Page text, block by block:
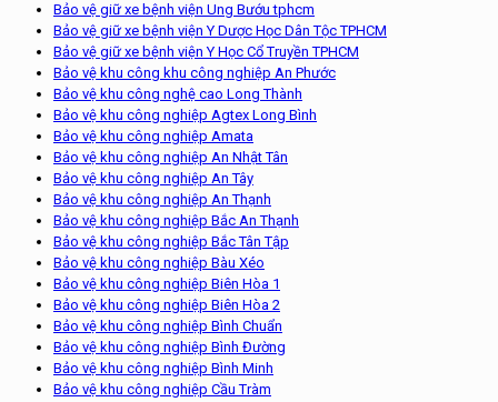
Bảo vệ giữ xe bệnh viện Ung Bướu tphcm
Bảo vệ giữ xe bệnh viện Y Dược Học Dân Tộc TPHCM
Bảo vệ giữ xe bệnh viện Y Học Cổ Truyền TPHCM
Bảo vệ khu công khu công nghiệp An Phước
Bảo vệ khu công nghệ cao Long Thành
Bảo vệ khu công nghiệp Agtex Long Bình
Bảo vệ khu công nghiệp Amata
Bảo vệ khu công nghiệp An Nhật Tân
Bảo vệ khu công nghiệp An Tây
Bảo vệ khu công nghiệp An Thạnh
Bảo vệ khu công nghiệp Bắc An Thạnh
Bảo vệ khu công nghiệp Bắc Tân Tập
Bảo vệ khu công nghiệp Bàu Xéo
Bảo vệ khu công nghiệp Biên Hòa 1
Bảo vệ khu công nghiệp Biên Hòa 2
Bảo vệ khu công nghiệp Bình Chuẩn
Bảo vệ khu công nghiệp Bình Đường
Bảo vệ khu công nghiệp Bình Minh
Bảo vệ khu công nghiệp Cầu Tràm